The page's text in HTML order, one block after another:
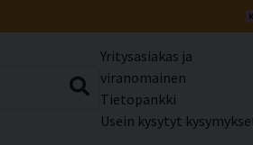
Yritysasiakas ja
viranomainen
Tietopankki
Usein kysytyt